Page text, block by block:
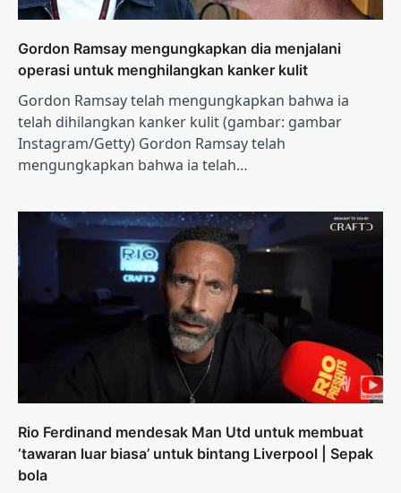
Gordon Ramsay mengungkapkan dia menjalani
operasi untuk menghilangkan kanker kulit
Gordon Ramsay telah mengungkapkan bahwa ia
telah dihilangkan kanker kulit (gambar: gambar
Instagram/Getty) Gordon Ramsay telah
mengungkapkan bahwa ia telah…
Rio Ferdinand mendesak Man Utd untuk membuat
‘tawaran luar biasa’ untuk bintang Liverpool | Sepak
bola